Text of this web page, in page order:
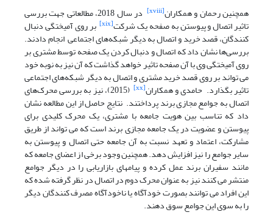
همچنین رحمان و همکاران[xviii] در سال 2018، مطالعاتی جهت بررسی
تاثیر اتصال و پیوستن به صفحه یک شرکت[xix] بر روی آمیختگی دنبال
کنندگان، قصد خرید و اتصال به دیگر شبکه‌های اجتماعی انجام دادند.
بررسی‌ها نشان داد که اتصال و دنبال کردن یک صفحه توسط مشتری بر
روی آمیختگی وی با آن صفحه تاثیر خواهد گذاشت که آن نیز به نوبه خود
می تواند بر روی قصد خرید مشتری و اتصال به دیگر شبکه‌های اجتماعی
تاثیر بگذارد. حامدی و همکاران[xx] (2015)، نیز به بررسی محرک‌های
اتصال به جوامع مجازی برند پرداختند. نتایج حاصل از این مطالعه نشان
داد که تناسب بین هویت جامعه با مشتری، یک محرک کلیدی برای
پیوستن و عضویت در یک جامعه مجازی برند است که می تواند از طریق
مشارکت، اعتماد و تعهد نسبت به آن جامعه حتی اتصال و پیوستن به
سایر جوامع را نیز افزایش دهد. همچنین وجود برخی از اعضای جامعه که
مانند سفیران برند عمل کرده و پیامهای بازاریابی را در دیگر جوامع
منتشر می کنند نیز به عنوان محرک دوم در اتصال در نظر گرفته شده که
این افراد می توانند بصورت خودآگاه یا ناخودآگاه مصرف کنندگان دیگر
را به سوی این جوامع سوق دهند.